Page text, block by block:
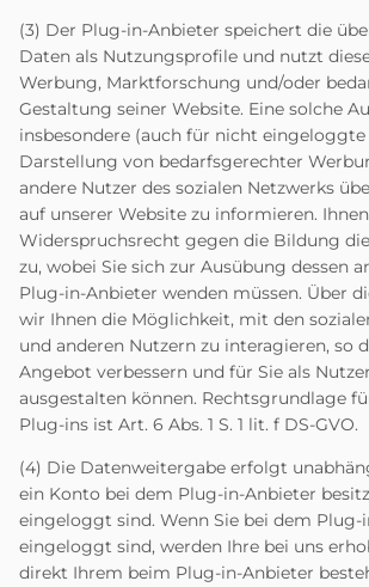
(3) Der Plug-in-Anbieter speichert die
Daten als Nutzungsprofile und nutzt
Werbung, Marktforschung und/oder
Gestaltung seiner Website. Eine solche
insbesondere (auch für nicht eingeloggte
Darstellung von bedarfsgerechter
andere Nutzer des sozialen Netzwerks
auf unserer Website zu informieren.
Widerspruchsrecht gegen die Bildung
zu, wobei Sie sich zur Ausübung dessen
Plug-in-Anbieter wenden müssen. Über
wir Ihnen die Möglichkeit, mit den
und anderen Nutzern zu interagieren, so
Angebot verbessern und für Sie als
ausgestalten können. Rechtsgrundlage
Plug-ins ist Art. 6 Abs. 1 S. 1 lit. f DS-GVO.
(4) Die Datenweitergabe erfolgt
ein Konto bei dem Plug-in-Anbieter
eingeloggt sind. Wenn Sie bei dem Plug-
eingeloggt sind, werden Ihre bei uns
direkt Ihrem beim Plug-in-Anbieter